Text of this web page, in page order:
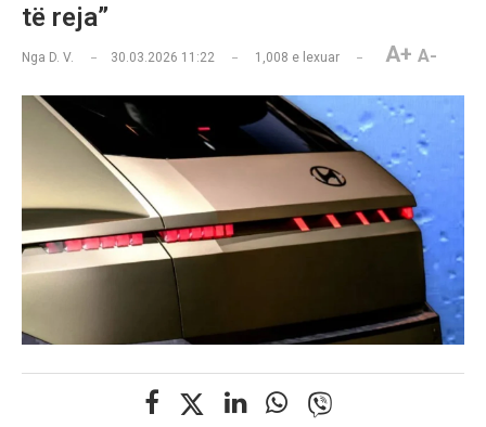
të reja”
Nga D. V. 30.03.2026 11:22 1,008 e lexuar A+ A-